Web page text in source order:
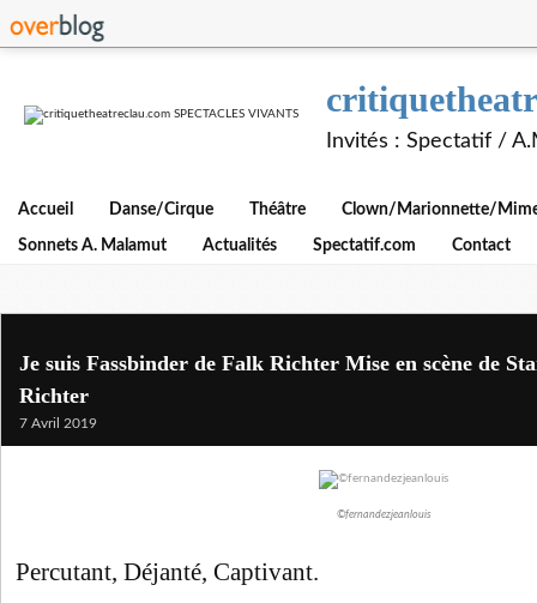
Invités : Spectatif /
Accueil Danse/Cirque Théâtre Clown/Marionnette/
Sonnets A. Malamut Actualités Spectatif.com Contact
Je suis Fassbinder de Falk Richter Mise en scène de
Richter
7 Avril 2019
©fernandezjeanlouis
Percutant, Déjanté, Captivant.